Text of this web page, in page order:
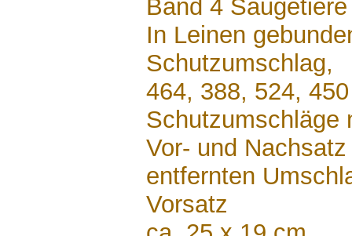
Band 4 Säugetiere
In Leinen
Schutzumschlag,
464, 388, 524,
Schutzumschläge
Vor- und
entfernten
Vorsatz